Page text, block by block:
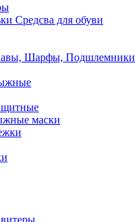
Средсва для обуви
Шарфы, Подшлемники
маски